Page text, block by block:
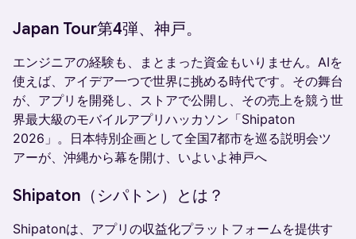
Japan Tour第4弾、神戸。
エンジニアの経験も、まとまった資金もいりません。AIを
使えば、アイデア一つで世界に挑める時代です。その舞台
が、アプリを開発し、ストアで公開し、その売上を競う世
界最大級のモバイルアプリハッカソン「Shipaton
2026」。日本特別企画として全国7都市を巡る説明会ツ
アーが、沖縄から幕を開け、いよいよ神戸へ
Shipaton（シパトン）とは？
Shipatonは、アプリの収益化プラットフォームを提供す